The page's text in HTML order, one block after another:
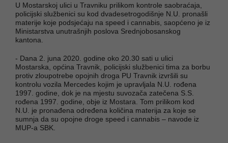
U Mostarskoj ulici u Travniku prilikom kontrole saobraćaja,
policijski službenici su kod dvadesetrogodišnje N.U. pronašli
materije koje podsjećaju na speed i cannabis, saopćeno je iz
Ministarstva unutrašnjih poslova Srednjobosanskog
kantona.
- Dana 2. juna 2020. godine oko 20.30 sati u ulici
Mostarska, općina Travnik, policijski službenici tima za borbu
protiv zloupotrebe opojnih droga PU Travnik izvršili su
kontrolu vozila Mercedes kojim je upravljala N.U. rođena
1997. godine, dok je na mjestu suvozača zatečena S.S.
rođena 1997. godine, obje iz Mostara. Tom prilikom kod
N.U. je pronađena određena količina materija za koje se
sumnja da su opojne droge speed i cannabis – navode iz
MUP-a SBK.